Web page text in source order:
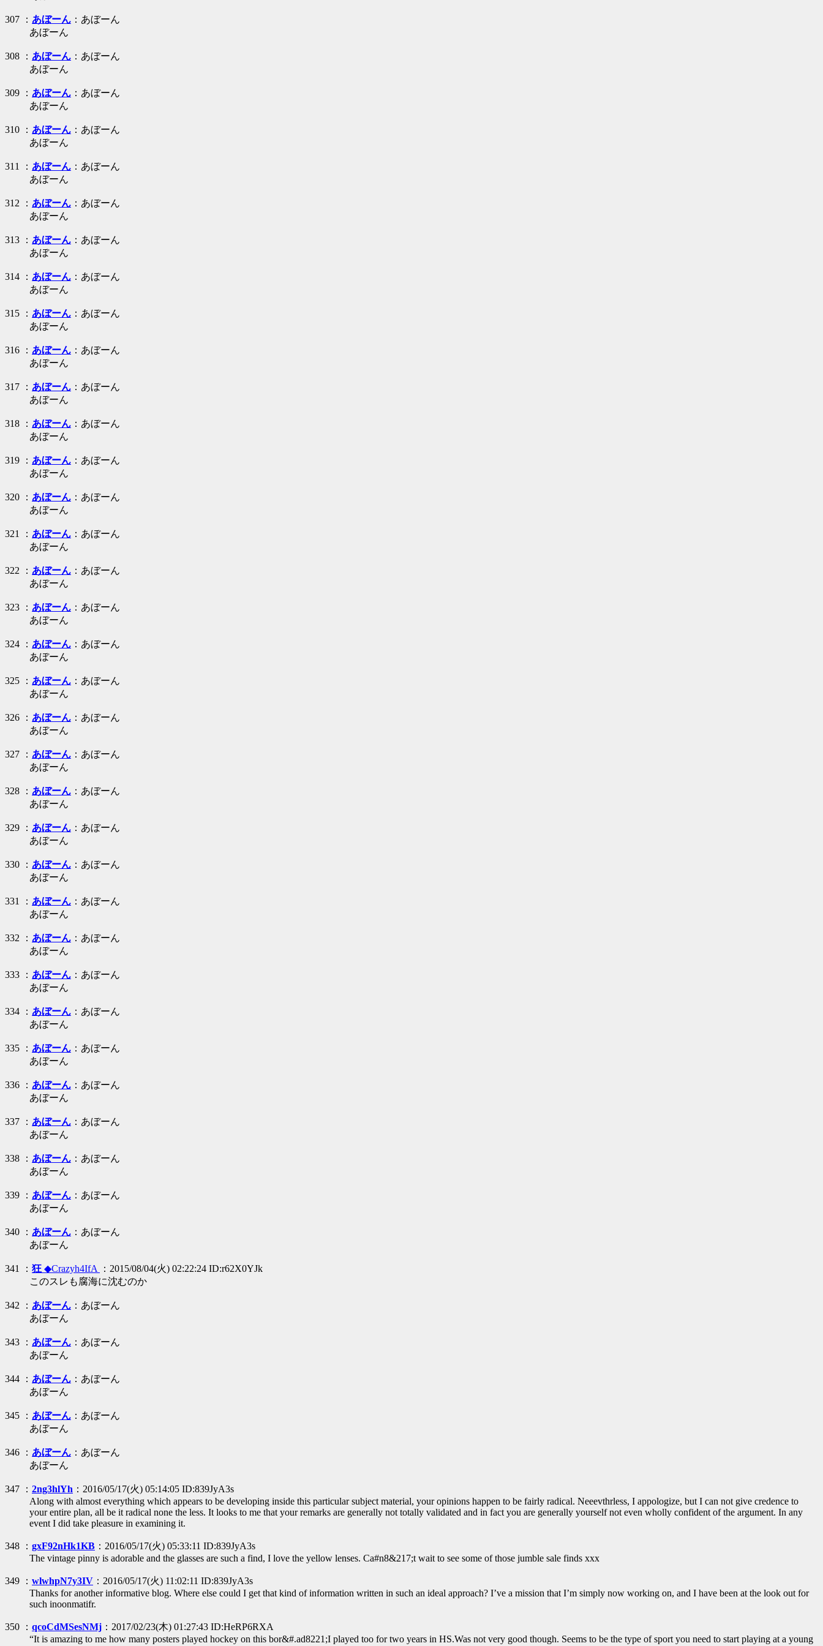
307 ： あぼーん ：あぼーん
あぼーん
308 ： あぼーん ：あぼーん
あぼーん
309 ： あぼーん ：あぼーん
あぼーん
310 ： あぼーん ：あぼーん
あぼーん
311 ： あぼーん ：あぼーん
あぼーん
312 ： あぼーん ：あぼーん
あぼーん
313 ： あぼーん ：あぼーん
あぼーん
314 ： あぼーん ：あぼーん
あぼーん
315 ： あぼーん ：あぼーん
あぼーん
316 ： あぼーん ：あぼーん
あぼーん
317 ： あぼーん ：あぼーん
あぼーん
318 ： あぼーん ：あぼーん
あぼーん
319 ： あぼーん ：あぼーん
あぼーん
320 ： あぼーん ：あぼーん
あぼーん
321 ： あぼーん ：あぼーん
あぼーん
322 ： あぼーん ：あぼーん
あぼーん
323 ： あぼーん ：あぼーん
あぼーん
324 ： あぼーん ：あぼーん
あぼーん
325 ： あぼーん ：あぼーん
あぼーん
326 ： あぼーん ：あぼーん
あぼーん
327 ： あぼーん ：あぼーん
あぼーん
328 ： あぼーん ：あぼーん
あぼーん
329 ： あぼーん ：あぼーん
あぼーん
330 ： あぼーん ：あぼーん
あぼーん
331 ： あぼーん ：あぼーん
あぼーん
332 ： あぼーん ：あぼーん
あぼーん
333 ： あぼーん ：あぼーん
あぼーん
334 ： あぼーん ：あぼーん
あぼーん
335 ： あぼーん ：あぼーん
あぼーん
336 ： あぼーん ：あぼーん
あぼーん
337 ： あぼーん ：あぼーん
あぼーん
338 ： あぼーん ：あぼーん
あぼーん
339 ： あぼーん ：あぼーん
あぼーん
340 ： あぼーん ：あぼーん
あぼーん
341 ： 狂 ◆Crazyh4IfA
：2015/08/04(火) 02:22:24 ID:r62X0YJk
このスレも腐海に沈むのか
342 ： あぼーん ：あぼーん
あぼーん
343 ： あぼーん ：あぼーん
あぼーん
344 ： あぼーん ：あぼーん
あぼーん
345 ： あぼーん ：あぼーん
あぼーん
346 ： あぼーん ：あぼーん
あぼーん
347 ： 2ng3hlYh ：2016/05/17(火) 05:14:05 ID:839JyA3s
Along with almost everything which appears to be developing inside this particular subject material, your opinions happen to be fairly radical. Neeevthrless, I appologize, but I can not give credence to
your entire plan, all be it radical none the less. It looks to me that your remarks are generally not totally validated and in fact you are generally yourself not even wholly confident of the argument. In any
event I did take pleasure in examining it.
348 ： gxF92nHk1KB ：2016/05/17(火) 05:33:11 ID:839JyA3s
The vintage pinny is adorable and the glasses are such a find, I love the yellow lenses. Ca#n8&217;t wait to see some of those jumble sale finds xxx
349 ： wlwhpN7y3IV ：2016/05/17(火) 11:02:11 ID:839JyA3s
Thanks for another informative blog. Where else could I get that kind of information written in such an ideal approach? I’ve a mission that I’m simply now working on, and I have been at the look out for
such inoonmatifr.
350 ： qcoCdMSesNMj ：2017/02/23(木) 01:27:43 ID:HeRP6RXA
“It is amazing to me how many posters played hockey on this bor&#.ad8221;I played too for two years in HS.Was not very good though. Seems to be the type of sport you need to start playing at a young